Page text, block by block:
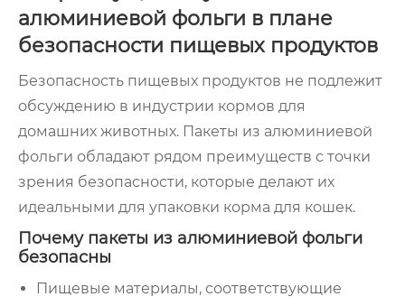
алюминиевой фольги в плане
безопасности пищевых продуктов
Безопасность пищевых продуктов не подлежит
обсуждению в индустрии кормов для
домашних животных. Пакеты из алюминиевой
фольги обладают рядом преимуществ с точки
зрения безопасности, которые делают их
идеальными для упаковки корма для кошек.
Почему пакеты из алюминиевой фольги
безопасны
Пищевые материалы, соответствующие